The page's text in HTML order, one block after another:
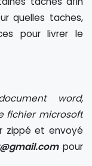
quelles taches,
pour livrer le
word,
fichier microsoft
zippé et envoyé
pour